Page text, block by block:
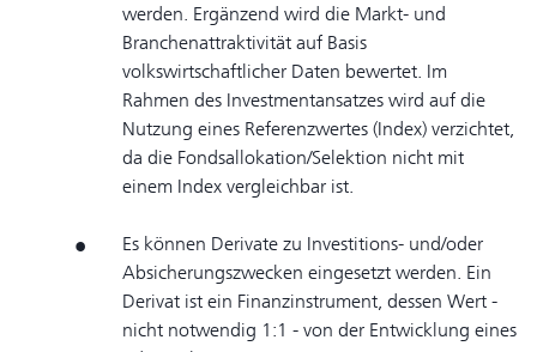
werden. Ergänzend wird die Markt- und
Branchenattraktivität auf Basis
volkswirtschaftlicher Daten bewertet. Im
Rahmen des Investmentansatzes wird auf die
Nutzung eines Referenzwertes (Index) verzichtet,
da die Fondsallokation/Selektion nicht mit
einem Index vergleichbar ist.
Es können Derivate zu Investitions- und/oder
Absicherungszwecken eingesetzt werden. Ein
Derivat ist ein Finanzinstrument, dessen Wert -
nicht notwendig 1:1 - von der Entwicklung eines